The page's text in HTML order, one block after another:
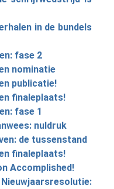
in de bundels
fase 2
nominatie
publicatie!
finaleplaats!
fase 1
nuldruk
de tussenstand
finaleplaats!
Accomplished!
Nieuwjaarsresolutie: